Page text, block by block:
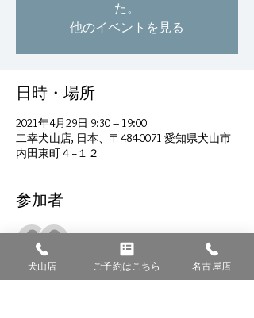
た。
他のイベントを見る
日時・場所
2021年4月29日 9:30 – 19:00
二幸犬山店, 日本、〒484-0071 愛知県犬山市
内田東町４−１２
参加者
犬山店 ご予約はこちら 名古屋店